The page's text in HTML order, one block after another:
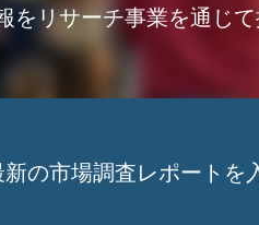
リサーチ事業を通じて
の市場調査レポートを